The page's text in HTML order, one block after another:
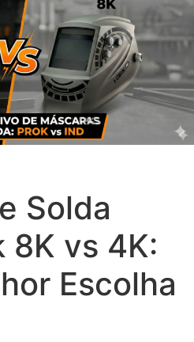
Solda
8K vs 4K:
Escolha